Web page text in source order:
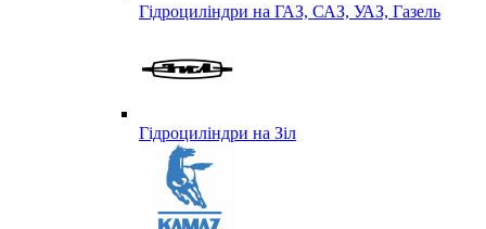
Гідроциліндри на ГАЗ, САЗ, УАЗ, Газель
Гідроциліндри на Зіл